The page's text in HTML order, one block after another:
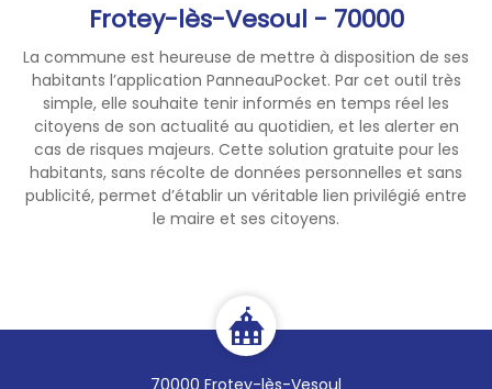
Frotey-lès-Vesoul - 70000
La commune est heureuse de mettre à disposition de ses
habitants l’application PanneauPocket. Par cet outil très
simple, elle souhaite tenir informés en temps réel les
citoyens de son actualité au quotidien, et les alerter en
cas de risques majeurs. Cette solution gratuite pour les
habitants, sans récolte de données personnelles et sans
publicité, permet d’établir un véritable lien privilégié entre
le maire et ses citoyens.
70000 Frotey-lès-Vesoul
À ce titre, à compter du 30
juillet 2026, les mesures de
restriction sont les suivantes :
1️⃣ Dans les bois et forêts du
département et jusqu'à une
distance de 200 mètres de
ces derniers :
interdiction de fumer, y
espaces ;
tout apport de feu est